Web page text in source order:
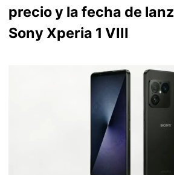
precio y la fecha de
Sony Xperia 1 VIII